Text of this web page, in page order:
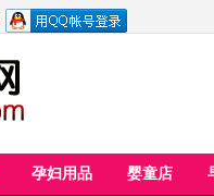
孕妇用品 婴童店